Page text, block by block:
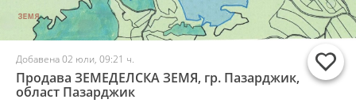
Добавена 02 юли, 09:21 ч.
Продава ЗЕМЕДЕЛСКА ЗЕМЯ, гр. Пазарджик,
област Пазарджик